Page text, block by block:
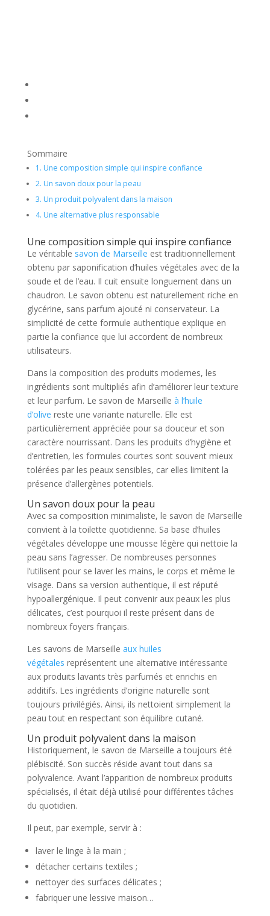
Sommaire
1. Une composition simple qui inspire confiance
2. Un savon doux pour la peau
3. Un produit polyvalent dans la maison
4. Une alternative plus responsable
Une composition simple qui inspire confiance
Le véritable savon de Marseille est traditionnellement
obtenu par saponification d’huiles végétales avec de la
soude et de l’eau. Il cuit ensuite longuement dans un
chaudron. Le savon obtenu est naturellement riche en
glycérine, sans parfum ajouté ni conservateur. La
simplicité de cette formule authentique explique en
partie la confiance que lui accordent de nombreux
utilisateurs.
Dans la composition des produits modernes, les
ingrédients sont multipliés afin d’améliorer leur texture
et leur parfum. Le savon de Marseille à l’huile
d’olive reste une variante naturelle. Elle est
particulièrement appréciée pour sa douceur et son
caractère nourrissant. Dans les produits d’hygiène et
d’entretien, les formules courtes sont souvent mieux
tolérées par les peaux sensibles, car elles limitent la
présence d’allergènes potentiels.
Un savon doux pour la peau
Avec sa composition minimaliste, le savon de Marseille
convient à la toilette quotidienne. Sa base d’huiles
végétales développe une mousse légère qui nettoie la
peau sans l’agresser. De nombreuses personnes
l’utilisent pour se laver les mains, le corps et même le
visage. Dans sa version authentique, il est réputé
hypoallergénique. Il peut convenir aux peaux les plus
délicates, c’est pourquoi il reste présent dans de
nombreux foyers français.
Les savons de Marseille aux huiles
végétales représentent une alternative intéressante
aux produits lavants très parfumés et enrichis en
additifs. Les ingrédients d’origine naturelle sont
toujours privilégiés. Ainsi, ils nettoient simplement la
peau tout en respectant son équilibre cutané.
Un produit polyvalent dans la maison
Historiquement, le savon de Marseille a toujours été
plébiscité. Son succès réside avant tout dans sa
polyvalence. Avant l’apparition de nombreux produits
spécialisés, il était déjà utilisé pour différentes tâches
du quotidien.
Il peut, par exemple, servir à :
laver le linge à la main ;
détacher certains textiles ;
nettoyer des surfaces délicates ;
fabriquer une lessive maison…